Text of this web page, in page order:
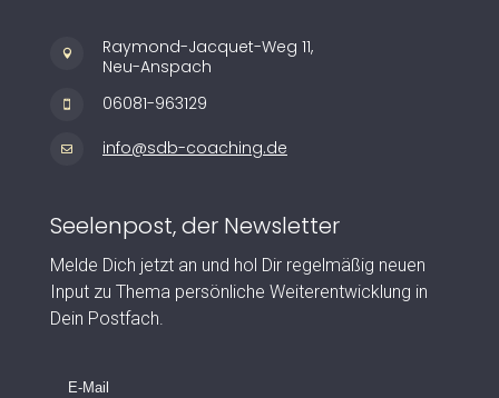

Raymond-Jacquet-Weg 11,
Neu-Anspach
 06081-963129
 info@sdb-coaching.de
Seelenpost, der Newsletter
Melde Dich jetzt an und hol Dir regelmäßig neuen
Input zu Thema persönliche Weiterentwicklung in
Dein Postfach.
E-Mail